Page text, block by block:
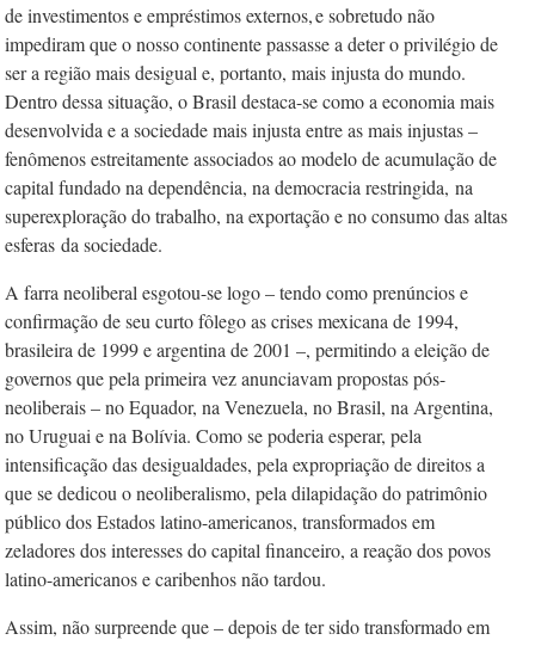
de investimentos e empréstimos externos, e sobretudo não
impediram que o nosso continente passasse a deter o privilégio de
ser a região mais desigual e, portanto, mais injusta do mundo.
Dentro dessa situação, o Brasil destaca-se como a economia mais
desenvolvida e a sociedade mais injusta entre as mais injustas –
fenômenos estreitamente associados ao modelo de acumulação de
capital fundado na dependência, na democracia restringida, na
superexploração do trabalho, na exportação e no consumo das altas
esferas da sociedade.
A farra neoliberal esgotou-se logo – tendo como prenúncios e
confirmação de seu curto fôlego as crises mexicana de 1994,
brasileira de 1999 e argentina de 2001 –, permitindo a eleição de
governos que pela primeira vez anunciavam propostas pós-
neoliberais – no Equador, na Venezuela, no Brasil, na Argentina,
no Uruguai e na Bolívia. Como se poderia esperar, pela
intensificação das desigualdades, pela expropriação de direitos a
que se dedicou o neoliberalismo, pela dilapidação do patrimônio
público dos Estados latino-americanos, transformados em
zeladores dos interesses do capital financeiro, a reação dos povos
latino-americanos e caribenhos não tardou.
Assim, não surpreende que – depois de ter sido transformado em